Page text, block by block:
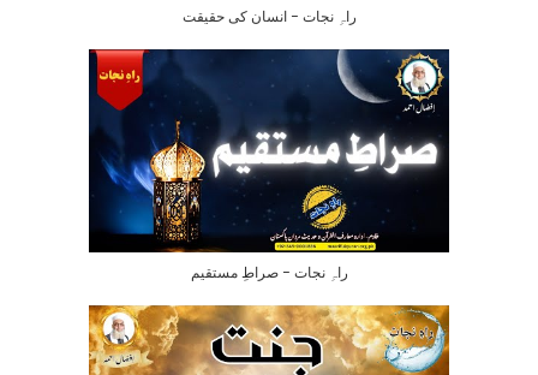
راہِ نجات – انسان کی حقیقت
راہِ نجات – صراطِ مستقیم